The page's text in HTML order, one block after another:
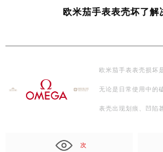
欧米茄手表表壳坏了解
欧米茄手表表壳损坏
无论是日常使用中的
表壳出现划痕、凹陷
次